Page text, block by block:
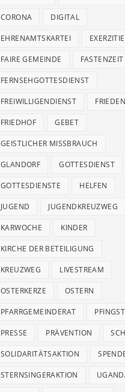
CORONA DIGITAL
EHRENAMTSKARTEI
FAIRE GEMEINDE FASTENZEIT
FERNSEHGOTTESDIENST
FREIWILLIGENDIENST FRIEDEN
FRIEDHOF GEBET
GEISTLICHER MISSBRAUCH
GLANDORF GOTTESDIENST
GOTTESDIENSTE HELFEN
JUGEND JUGENDKREUZWEG
KARWOCHE KINDER
KIRCHE DER BETEILIGUNG
KREUZWEG LIVESTREAM
OSTERKERZE OSTERN
PFARRGEMEINDERAT
PRESSE PRÄVENTION
SOLIDARITÄTSAKTION
STERNSINGERAKTION